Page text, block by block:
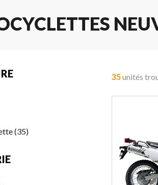
(35)
35unités